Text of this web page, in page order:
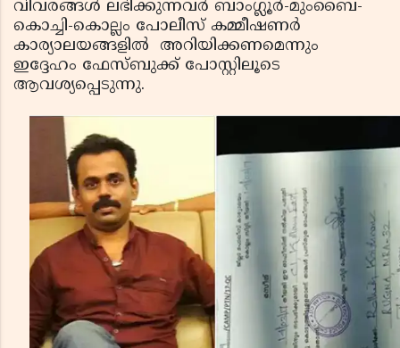
വിവരങ്ങള്‍ ലഭിക്കുന്നവര്‍ ബാംഗ്ലൂര്‍-മുംബൈ-
കൊച്ചി-കൊല്ലം പോലീസ് കമ്മീഷണര്‍
കാര്യാലയങ്ങളിൽ അറിയിക്കണമെന്നും
ഇദ്ദേഹം ഫേസ്ബുക്ക്‌ പോസ്റ്റിലൂടെ
ആവശ്യപ്പെടുന്നു.